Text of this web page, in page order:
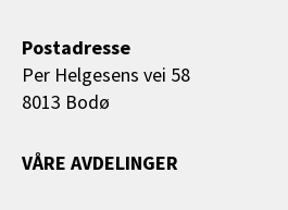
Postadresse
Per Helgesens vei 58
8013 Bodø
VÅRE AVDELINGER